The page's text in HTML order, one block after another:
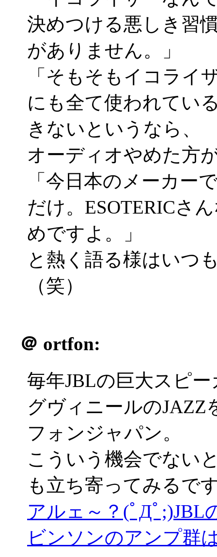
決めつける悪しき習
がありません。」
「そもそもイコライ
にも全て使われてい
きないというなら、
オーディオやめた方
「今日本のメーカー
だけ。ESOTERICさ
めですよ。」
と熱く語る様はいつ
（笑）
＠ ortfon:
毎年JBLの巨大スピ
グヴィニールの
フォンジャパン。
こういう機会でない
も立ち寄ってみるで
アルェ～？(ﾟДﾟ;)JBL
ビンソンのアンプ群